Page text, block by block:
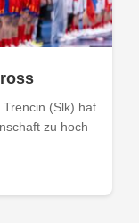
(Slk) hat
zu hoch